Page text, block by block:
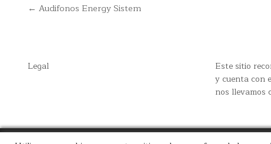
Navegación
← Audifonos Energy Sistem
Legal
Este sitio
y cuenta con
nos llevamos